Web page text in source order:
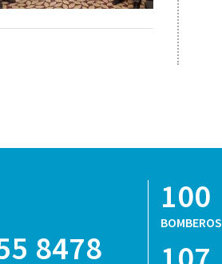
8478
100
BOMBEROS